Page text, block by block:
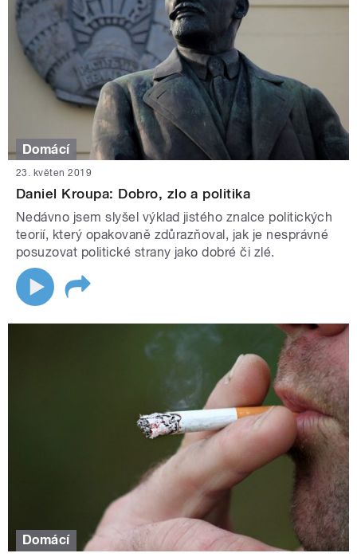
Domácí
23. květen 2019
Daniel Kroupa: Dobro, zlo a politika
Nedávno jsem slyšel výklad jistého znalce politických
teorií, který opakovaně zdůrazňoval, jak je nesprávné
posuzovat politické strany jako dobré či zlé.
Domácí